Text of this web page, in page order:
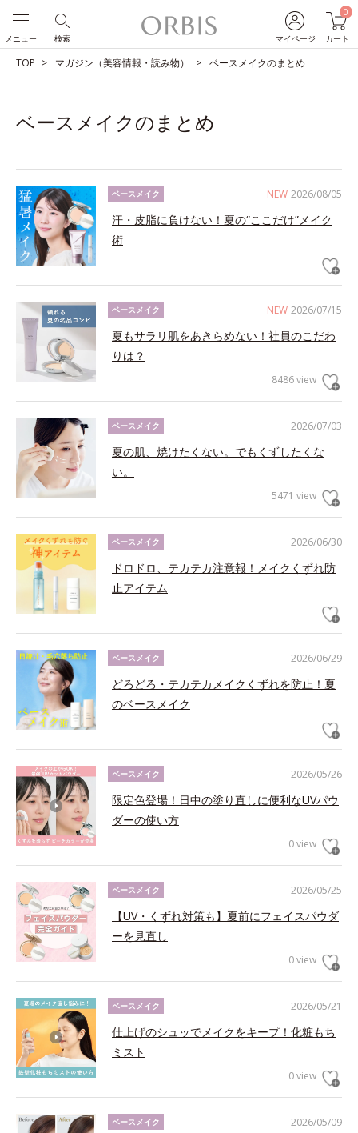
マイページ
0
カート
検索
メニュー
TOP マガジン（美容情報・読み物） ベースメイクのまとめ
ベースメイクのまとめ
NEW 2026/08/05
ベースメイク
汗・皮脂に負けない！夏の“ここだけ”メイク
術
NEW 2026/07/15
ベースメイク
夏もサラリ肌をあきらめない！社員のこだわ
りは？
8486 view
2026/07/03
ベースメイク
夏の肌、焼けたくない。でもくずしたくな
い。
5471 view
2026/06/30
ベースメイク
ドロドロ、テカテカ注意報！メイクくずれ防
止アイテム
2026/06/29
ベースメイク
どろどろ・テカテカメイクくずれを防止！夏
のベースメイク
2026/05/26
ベースメイク
限定色登場！日中の塗り直しに便利なUVパウ
ダーの使い方
0 view
2026/05/25
ベースメイク
【UV・くずれ対策も】夏前にフェイスパウダ
ーを見直し
0 view
2026/05/21
ベースメイク
仕上げのシュッでメイクをキープ！化粧もち
ミスト
0 view
2026/05/09
ベースメイク